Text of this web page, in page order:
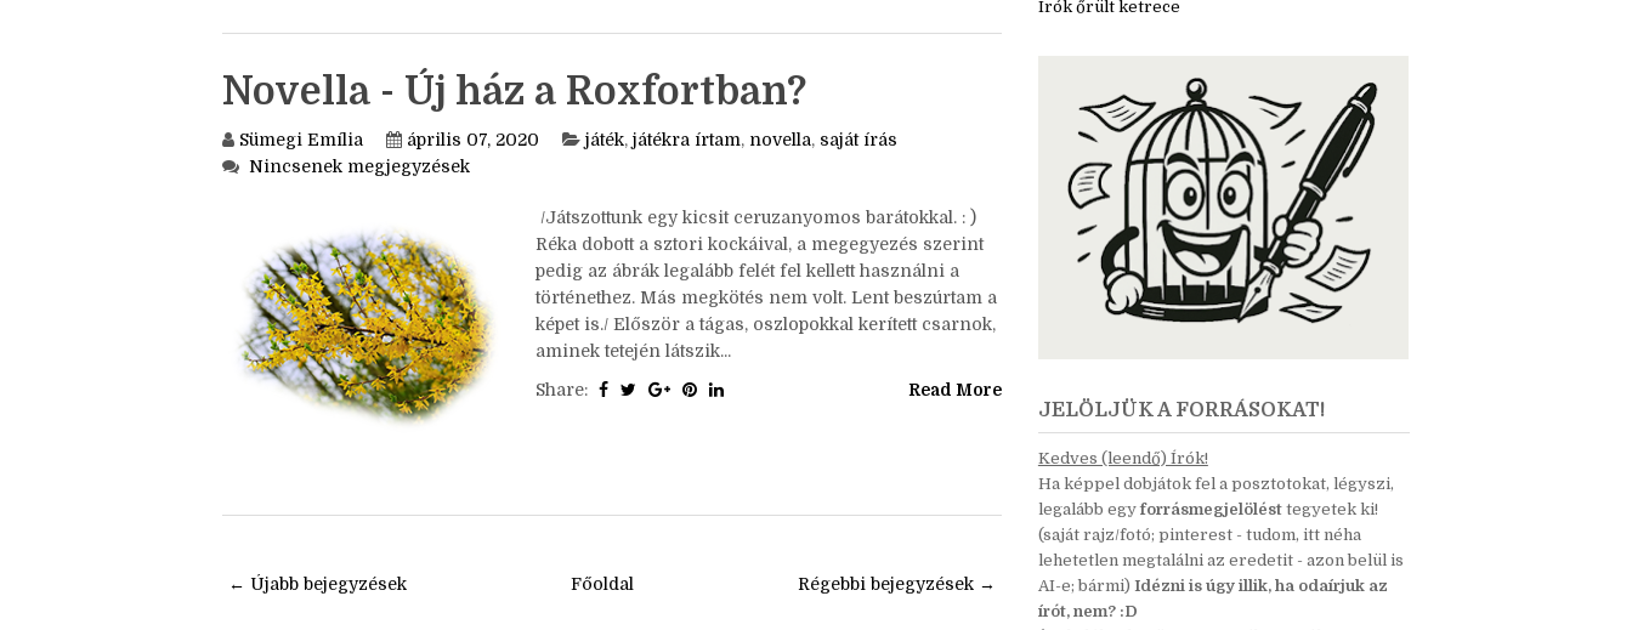
Novella - Új ház a Roxfortban?
játék,játékra írtam,novella,saját írás
Nincsenek megjegyzések
/Játszottunk egy kicsit ceruzanyomos barátokkal. : )
Réka dobott a sztori kockáival, a megegyezés szerint
pedig az ábrák legalább felét fel kellett használni a
történethez. Más megkötés nem volt. Lent beszúrtam a
képet is./ Először a tágas, oszlopokkal kerített csarnok,
JELÖLJÜK A FORRÁSOKAT!
Kedves (leendő) Írók!
Ha képpel dobjátok fel a posztotokat, légyszi,
legalább egyforrásmegjelölésttegyetek ki!
(saját rajz/fotó; pinterest - tudom, itt néha